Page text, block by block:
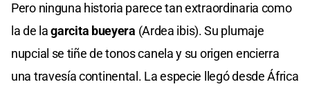
Pero ninguna historia parece tan extraordinaria como
la de lagarcita bueyera (Ardea ibis). Su plumaje
nupcial se tiñe de tonos canela y su origen encierra
una travesía continental. La especie llegó desde África